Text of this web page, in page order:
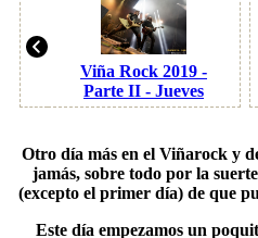
Viña Rock 2019 -
Parte II - Jueves
Otro día más en el Viñarock y
jamás, sobre todo por la
(excepto el primer día) de que
Este día empezamos un